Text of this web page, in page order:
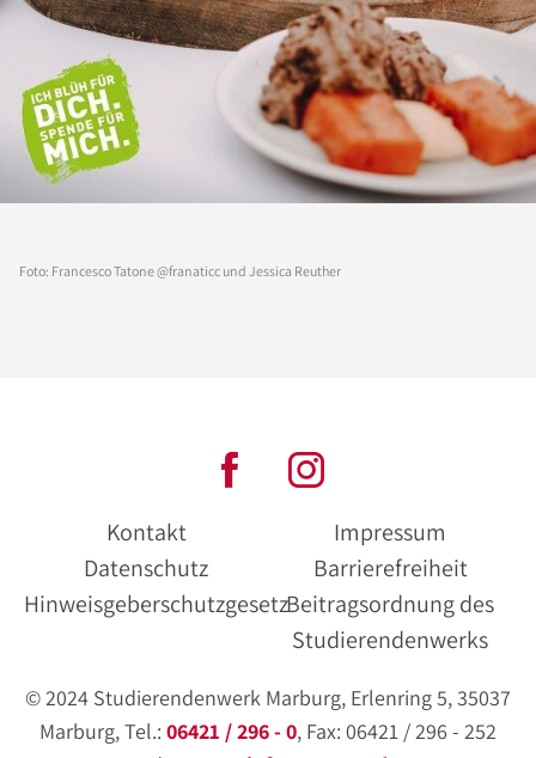
Foto: Francesco Tatone @franaticc und Jessica Reuther
Kontakt
Impressum
Datenschutz
Barrierefreiheit
HinweisgeberschutzgesetzBeitragsordnung des
Studierendenwerks
© 2024 Studierendenwerk Marburg, Erlenring 5, 35037
Marburg, Tel.: 06421 / 296 - 0, Fax: 06421 / 296 - 252